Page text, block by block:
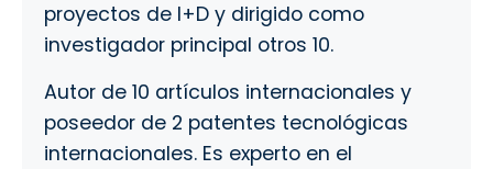
proyectos de I+D y dirigido como
investigador principal otros 10.
Autor de 10 artículos internacionales y
poseedor de 2 patentes tecnológicas
internacionales. Es experto en el